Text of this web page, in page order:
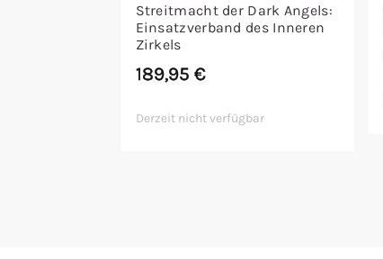
Streitmacht der Dark Angels:
Einsatzverband des Inneren
Zirkels
189,95€
Derzeit nicht verfügbar